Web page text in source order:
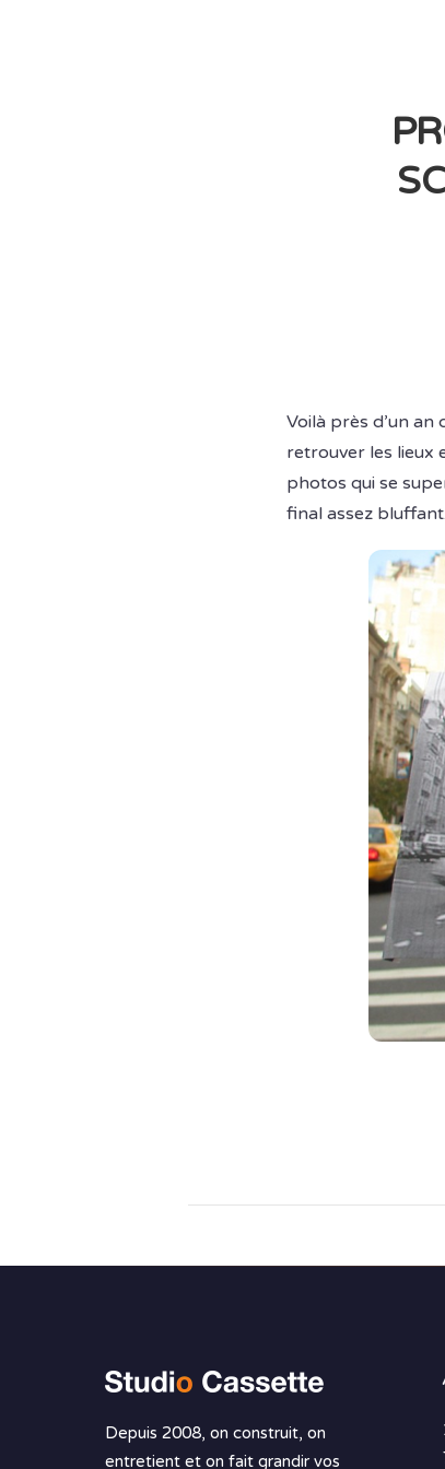
Voilà près d’un
retrouver les lieux
photos qui se
final assez bluffant.
Depuis 2008, on construit, on
entretient et on fait grandir vos